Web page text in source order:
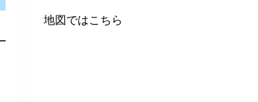
地図ではこちら